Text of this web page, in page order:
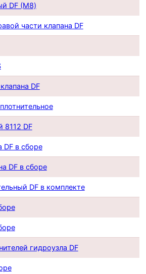
DF (М8)
части клапана DF
DF
8112 DF
DF в сборе
DF в сборе
DF в комплекте
гидроузла DF